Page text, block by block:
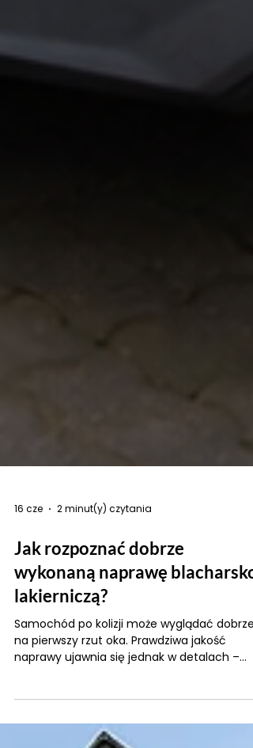
16 cze 2 minut(y) czytania
wykonaną naprawę blacharsko-
lakierniczą?